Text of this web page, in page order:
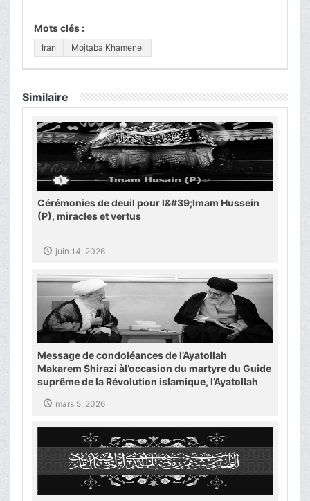
Mots clés :
Iran Mojtaba Khamenei
Similaire
Cérémonies de deuil pour l&#39;Imam Hussein
(P), miracles et vertus
juin 14, 2026
Message de condoléances de l’Ayatollah
Makarem Shirazi àl’occasion du martyre du Guide
suprême de la Révolution islamique, l’Ayatollah
mars 5, 2026